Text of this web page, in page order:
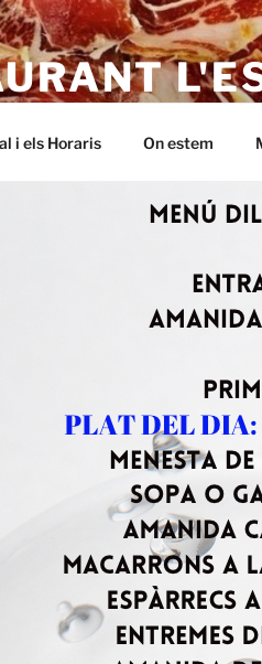
i els Horaris On estem